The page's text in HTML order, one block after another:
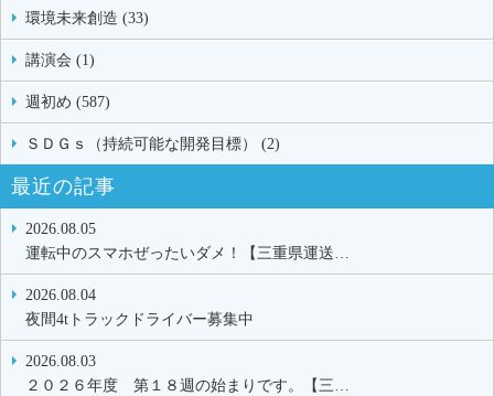
環境未来創造 (33)
講演会 (1)
週初め (587)
ＳＤＧｓ（持続可能な開発目標） (2)
最近の記事
2026.08.05
運転中のスマホぜったいダメ！【三重県運送…
2026.08.04
夜間4tトラックドライバー募集中
2026.08.03
２０２６年度 第１８週の始まりです。【三…